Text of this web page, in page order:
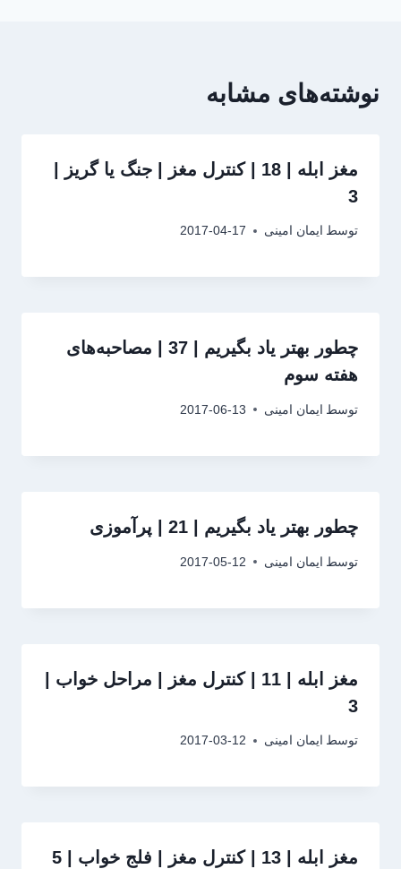
نوشته‌های مشابه
مغز ابله | 18 | کنترل مغز | جنگ یا گریز |
3
توسط ایمان امینی 2017-04-17
چطور بهتر یاد بگیریم | 37 | مصاحبه‌های
هفته سوم
توسط ایمان امینی 2017-06-13
چطور بهتر یاد بگیریم | 21 | پرآموزی
توسط ایمان امینی 2017-05-12
مغز ابله | 11 | کنترل مغز | مراحل خواب |
3
توسط ایمان امینی 2017-03-12
مغز ابله | 13 | کنترل مغز | فلج خواب | 5